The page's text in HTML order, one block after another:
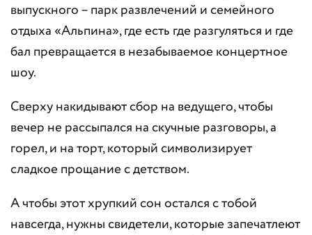
выпускного – парк развлечений и семейного
отдыха «Альпина», где есть где разгуляться и где
бал превращается в незабываемое концертное
шоу.
Сверху накидывают сбор на ведущего, чтобы
вечер не рассыпался на скучные разговоры, а
горел, и на торт, который символизирует
сладкое прощание с детством.
А чтобы этот хрупкий сон остался с тобой
навсегда, нужны свидетели, которые запечатлеют